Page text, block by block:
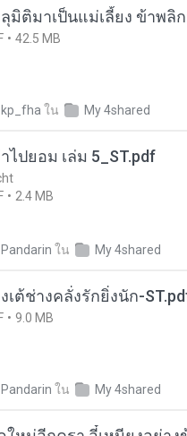
มิติมาเป็นแม่เลี้ยง ข้าพลิ
42.5 MB
kp_fha ใน My 4shared
ไปยอม เล่ม 5_ST.pdf
2.4 MB
Pandarin ใน My 4shared
เต้ช่างคลั่งรักยิ่งนัก-
9.0 MB
Pandarin ใน My 4shared